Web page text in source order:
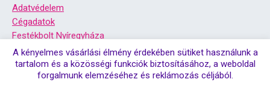
Adatvédelem
Cégadatok
Festékbolt Nyíregyháza
Festékbolt Debrecen
A kényelmes vásárlási élmény érdekében sütiket használunk a
tartalom és a közösségi funkciók biztosításához, a weboldal
forgalmunk elemzéséhez és reklámozás céljából.